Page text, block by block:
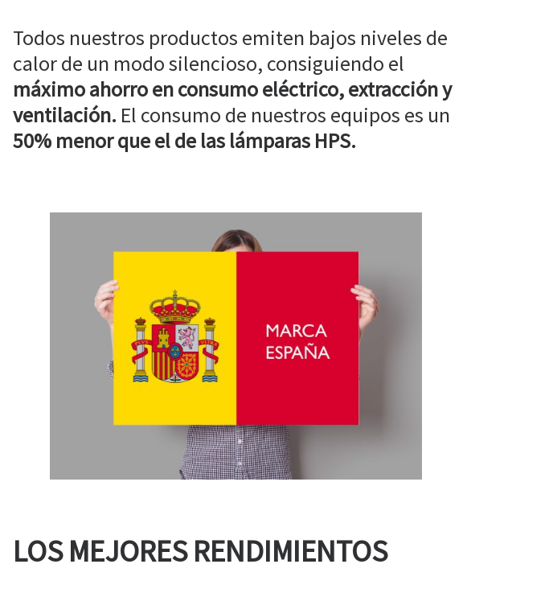
Todos nuestros productos emiten bajos niveles de
calor de un modo silencioso, consiguiendo el
máximo ahorro en consumo eléctrico, extracción y
ventilación. El consumo de nuestros equipos es un
50% menor que el de las lámparas HPS.
LOS MEJORES RENDIMIENTOS